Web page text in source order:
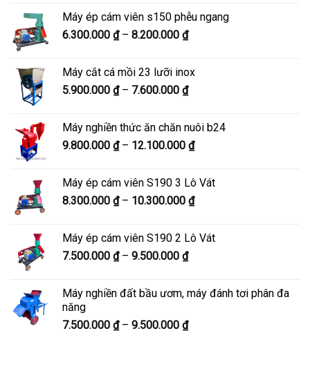
từ
6.900.000 ₫
đến
Máy ép cám viên s150 phễu ngang
6.300.000 ₫ – 8.200.000 ₫Khoảng
6.300.000 ₫
đến
Máy cắt cá mồi 23 lưỡi inox
5.900.000 ₫ – 7.600.000 ₫Khoảng
5.900.000 ₫
đến
Máy nghiền thức ăn chăn nuôi b24
9.800.000 ₫ – 12.100.000 ₫Khoảng
9.800.000 ₫
đến
Máy ép cám viên S190 3 Lô Vát
8.300.000 ₫ – 10.300.000 ₫Khoảng
8.300.000 ₫
Máy ép cám viên S190 2 Lô Vát
7.500.000 ₫ – 9.500.000 ₫Khoảng
7.500.000 ₫
9.500.000 ₫
Máy nghiền đất bầu ươm, máy đánh tơi phân đa
năng
7.500.000 ₫ – 9.500.000 ₫Khoảng